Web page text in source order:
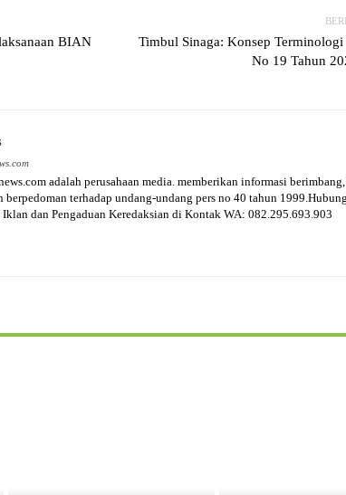
BIAN
Timbul Sinaga: Konsep Terminologi
No 19 Tahun
adalah perusahaan media. memberikan informasi
berpedoman terhadap undang-undang pers no 40 tahun
dan Pengaduan Keredaksian di Kontak WA: 082.295.693.903